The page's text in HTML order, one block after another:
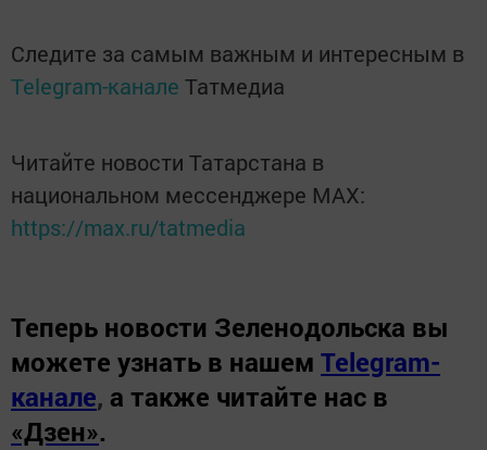
Следите за самым важным и интересным в
Telegram-канале Татмедиа
Читайте новости Татарстана в
национальном мессенджере MАХ:
https://max.ru/tatmedia
Теперь новости Зеленодольска вы
можете узнать в нашем Telegram-
канале, а также читайте нас в
«Дзен».